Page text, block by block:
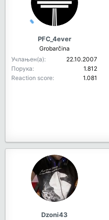
PFC_4ever
Grobarčina
Учлањен(а)
22.10.2007
Порука
1.812
Reaction score
1.081
Dzoni43